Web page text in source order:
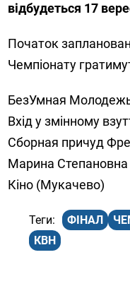
відбудеться 17
Початок
Чемпіонату
БезУмная
Вхід у змінному
Сборная причуд
Марина Степановна
Кіно (Мукачево)
ФІНАЛ
КВН